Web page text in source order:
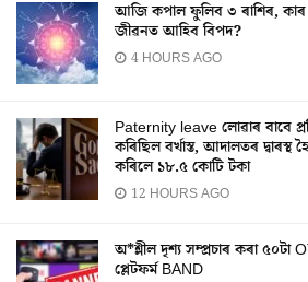
আজি কপাল ফুলিব ৩ ৰাশিৰ,
জীৱনত আহিব বিপদ?
4 HOURS AGO
Paternity leave লোৱাৰ বাবে
কৰিছিল বৰ্খাস্ত, আদালতৰ দ্বাৰস্থ
কৰিলে ১৮.৫ কোটি টকা
12 HOURS AGO
অ*শ্লীল দৃশ্য সম্প্ৰচাৰ কৰা ৫০টা
প্লেটফৰ্ম BAND